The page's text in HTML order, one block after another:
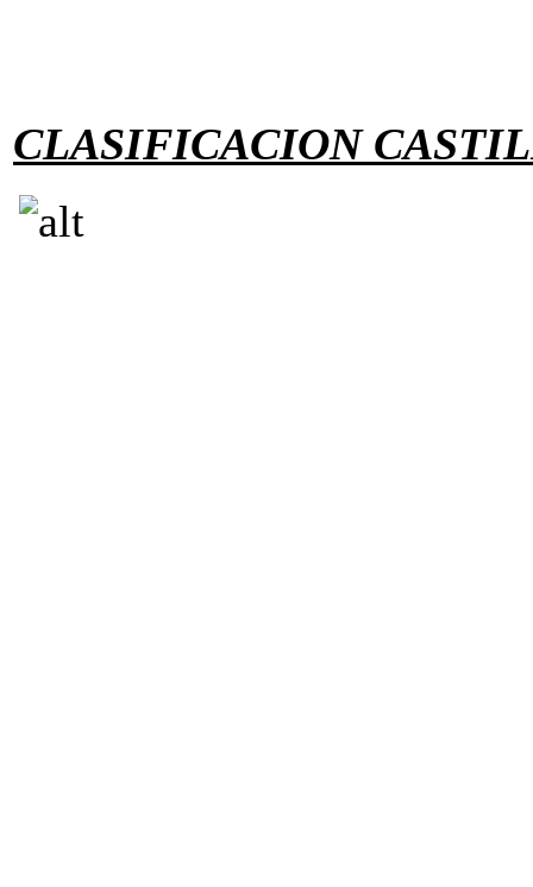
CLASIFICACION